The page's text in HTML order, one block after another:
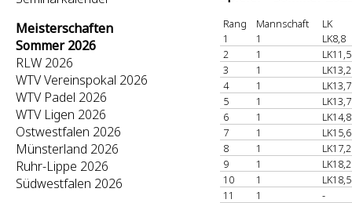
Meisterschaften
Sommer 2026
RLW 2026
WTV Vereinspokal 2026
WTV Padel 2026
WTV Ligen 2026
Ostwestfalen 2026
Münsterland 2026
Ruhr-Lippe 2026
Südwestfalen 2026
Rang Mannschaft
LK
1
1
LK8,8
2
1
LK11,5
3
1
LK13,2
4
1
LK13,7
5
1
LK13,7
6
1
LK14,8
7
1
LK15,6
8
1
LK17,2
9
1
LK18,2
10
1
LK18,5
11
1
-